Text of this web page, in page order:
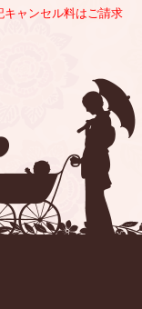
キャンセル料はご請求